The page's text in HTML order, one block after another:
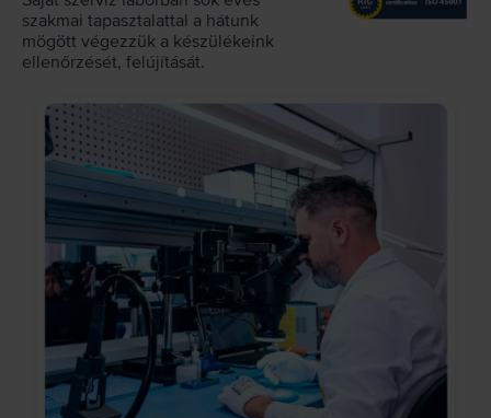
szakmai tapasztalattal a hátunk
mögött végezzük a készülékeink
ellenőrzését, felújítását.